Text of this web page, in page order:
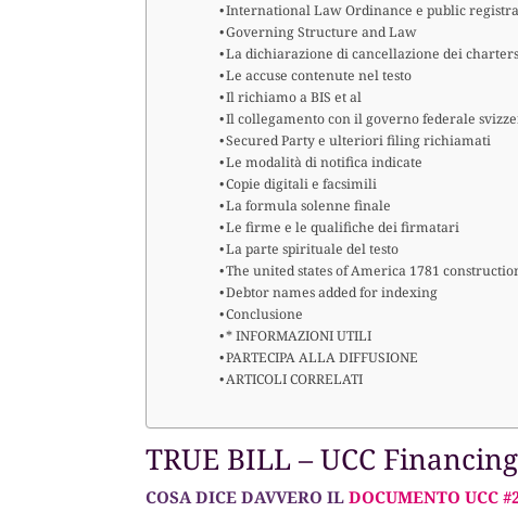
International Law Ordinance e public
Governing Structure and Law
La dichiarazione di cancellazione dei charters
Le accuse contenute nel testo
Il richiamo a BIS et al
Il collegamento con il governo federale
Secured Party e ulteriori filing richiamati
Le modalità di notifica indicate
Copie digitali e facsimili
La formula solenne finale
Le firme e le qualifiche dei firmatari
La parte spirituale del testo
The united states of America 1781
Debtor names added for indexing
Conclusione
* INFORMAZIONI UTILI
PARTECIPA ALLA DIFFUSIONE
ARTICOLI CORRELATI
TRUE BILL – UCC
COSA DICE DAVVERO ILDOCUMENTO UCC